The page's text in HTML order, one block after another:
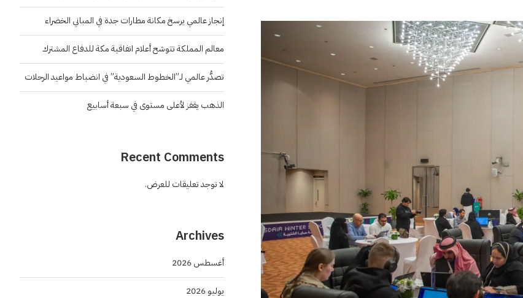
إنجاز عالمي يرسخ مكانة مطارات جدة في المباني الخضراء
معالم المملكة تتوشح أعلام اتفاقية مكة للدفاع المشترك
تصدُّر عالمي لـ”الخطوط السعودية” في انضباط مواعيد الرحلات
الذهب يقفز لأعلى مستوى في سبعة أسابيع
Recent Comments
لا توجد تعليقات للعرض.
Archives
أغسطس 2026
يوليو 2026